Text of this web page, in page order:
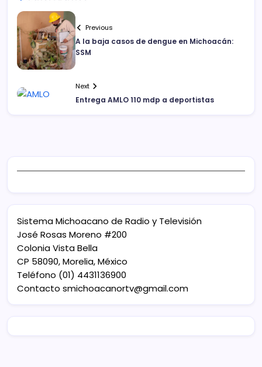
Previous
A la baja casos de dengue en Michoacán:
SSM
Next
Entrega AMLO 110 mdp a deportistas
Sistema Michoacano de Radio y Televisión
José Rosas Moreno #200
Colonia Vista Bella
CP 58090, Morelia, México
Teléfono (01) 4431136900
Contacto smichoacanortv@gmail.com